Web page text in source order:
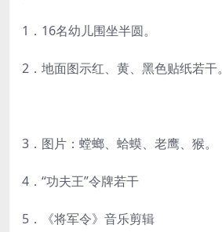
1．16名幼儿围坐半圆。
2．地面图示红、黄、黑色贴纸若干。
3．图片：螳螂、蛤蟆、老鹰、猴。
4．“功夫王”令牌若干
5．《将军令》音乐剪辑